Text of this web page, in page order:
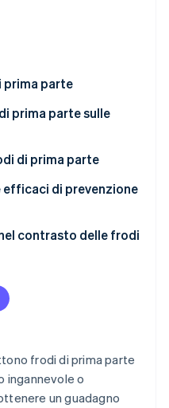
prima parte
prima parte sulle
di prima parte
efficaci di prevenzione
rischi di frode
delle frodi
delle frodi
di prevenzione delle
contrasto delle frodi
frodi di prima parte
ingannevole o
un guadagno